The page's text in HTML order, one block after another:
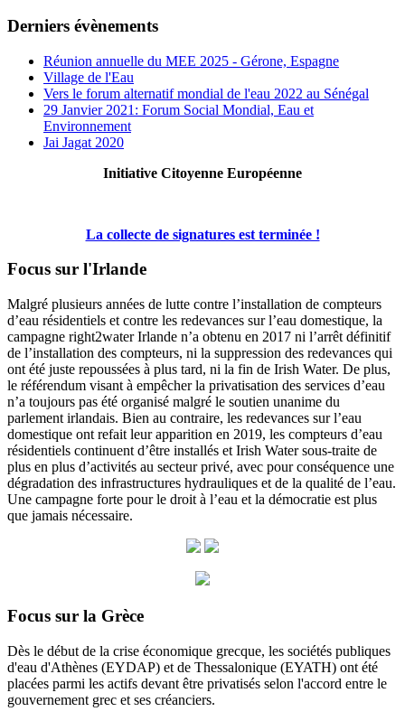
Derniers évènements
Réunion annuelle du MEE 2025 - Gérone, Espagne
Village de l'Eau
Vers le forum alternatif mondial de l'eau 2022 au Sénégal
29 Janvier 2021: Forum Social Mondial, Eau et
Environnement
Jai Jagat 2020
Initiative Citoyenne Européenne
La collecte de signatures est terminée !
Focus sur l'Irlande
Malgré plusieurs années de lutte contre l’installation de compteurs
d’eau résidentiels et contre les redevances sur l’eau domestique, la
campagne right2water Irlande n’a obtenu en 2017 ni l’arrêt définitif
de l’installation des compteurs, ni la suppression des redevances qui
ont été juste repoussées à plus tard, ni la fin de Irish Water. De plus,
le référendum visant à empêcher la privatisation des services d’eau
n’a toujours pas été organisé malgré le soutien unanime du
parlement irlandais. Bien au contraire, les redevances sur l’eau
domestique ont refait leur apparition en 2019, les compteurs d’eau
résidentiels continuent d’être installés et Irish Water sous-traite de
plus en plus d’activités au secteur privé, avec pour conséquence une
dégradation des infrastructures hydrauliques et de la qualité de l’eau.
Une campagne forte pour le droit à l’eau et la démocratie est plus
que jamais nécessaire.
Focus sur la Grèce
Dès le début de la crise économique grecque, les sociétés publiques
d'eau d'Athènes (EYDAP) et de Thessalonique (EYATH) ont été
placées parmi les actifs devant être privatisés selon l'accord entre le
gouvernement grec et ses créanciers.